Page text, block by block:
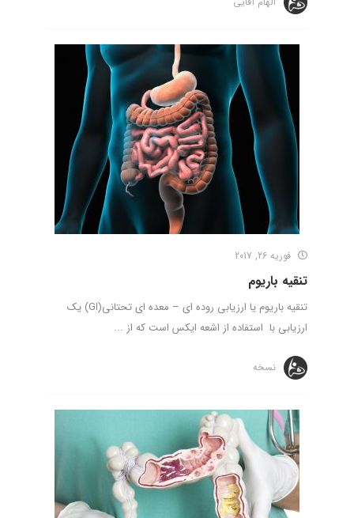
فوریه 26, 2017
تنقیه باریوم
تنقیه باریوم یا ارزیابی روده ای – معده ای تحتانی(GI) یک
ارزیابی با استفاده از اشعه ایکس است که از ...
نسخه